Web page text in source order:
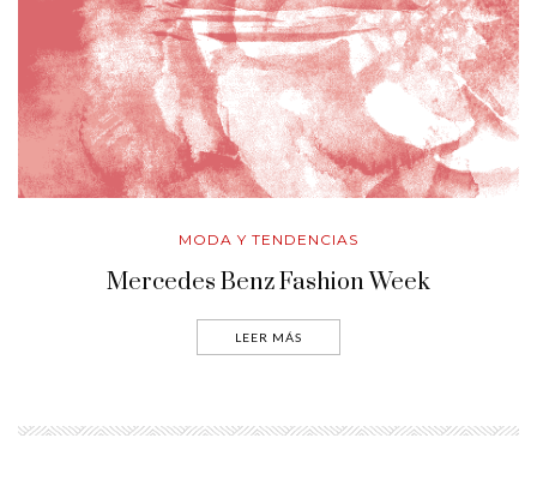
MODA Y TENDENCIAS
Mercedes Benz Fashion Week
LEER MÁS